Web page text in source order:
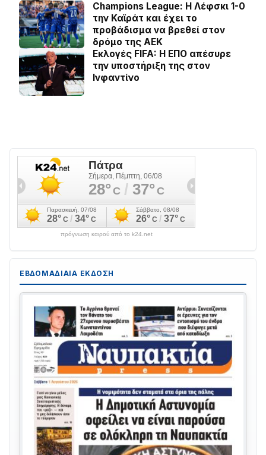
Champions League: Η Λέφσκι 1-0
την Καϊράτ και έχει το
προβάδισμα να βρεθεί στον
δρόμο της ΑΕΚ
Εκλογές FIFA: Η ΕΠΟ απέσυρε
την υποστήριξη της στον
Ινφαντίνο
πρόγνωση καιρού από το k24.net